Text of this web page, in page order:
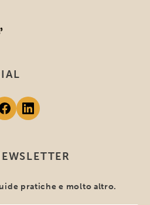
pratiche e molto altro.